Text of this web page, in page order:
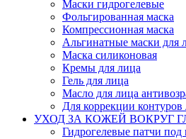
Маски гидрогелевые
Фольгированная маска
Компрессионная маска
Альгинатные маски для
Маска силиконовая
Кремы для лица
Гель для лица
Масло для лица
Для коррекции
УХОД ЗА КОЖЕЙ ВОКРУГ
Гидрогелевые патчи под